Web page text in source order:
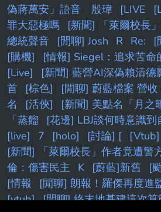
偽蔣萬安」語音 殷瑋
[LIVE
罪大惡極嗎
[新聞] 「萊爾校長
總統聲音
[閒聊] Josh R Re:
[
[購機]
[情報] Siegel：追求苦命
[Live]
[新聞] 藍營AI深偽賴清德
首
[棕色]
[閒聊] 蔚藍檔案 營
名
[活俠]
[新聞] 美點名「月之
「蒸餾
[花邊] LBJ談何時意識到
[live]
7 [holo] [討論] [ [Vtub]
[新聞] 「萊爾校長」作者竟遭警
倫：傷害民主 K [蔚藍]新舊 [
[情報
[閒聊] 朗報！羅傑再度進
[vtub] [閒聊] 終末地基建這次算